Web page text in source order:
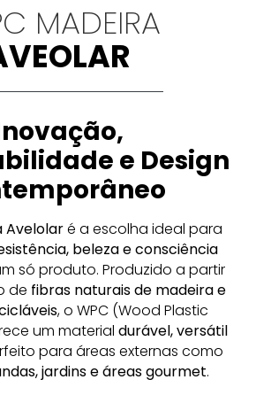
MADEIRA
e Design
Avelolaré a escolha ideal para
beleza e consciência
só produto. Produzido a partir
de fibras naturais de madeira e
, o WPC (Wood Plastic
um material durável, versátil
para áreas externas como
jardins e áreas gourmet.